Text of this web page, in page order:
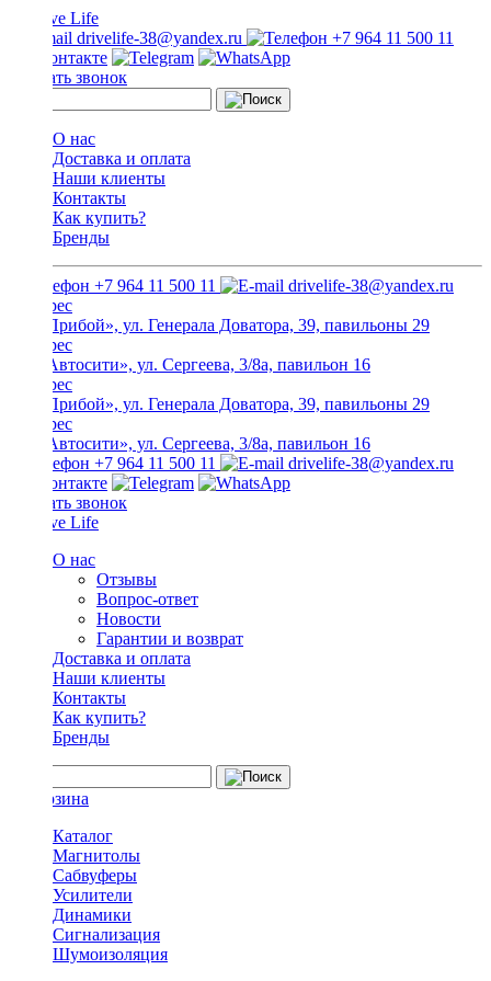
drivelife-38@yandex.ru +7 964 11 500 11
Заказать звонок
О нас
Доставка и оплата
Наши клиенты
Контакты
Как купить?
Бренды
+7 964 11 500 11 drivelife-38@yandex.ru
ТЦ «Прибой», ул. Генерала Доватора, 39, павильоны 29
ТЦ «Автосити», ул. Сергеева, 3/8а, павильон 16
ТЦ «Прибой», ул. Генерала Доватора, 39, павильоны 29
ТЦ «Автосити», ул. Сергеева, 3/8а, павильон 16
+7 964 11 500 11
drivelife-38@yandex.ru
Заказать звонок
О нас
Отзывы
Вопрос-ответ
Новости
Гарантии и возврат
Доставка и оплата
Наши клиенты
Контакты
Как купить?
Бренды
Каталог
Магнитолы
Сабвуферы
Усилители
Динамики
Сигнализация
Шумоизоляция